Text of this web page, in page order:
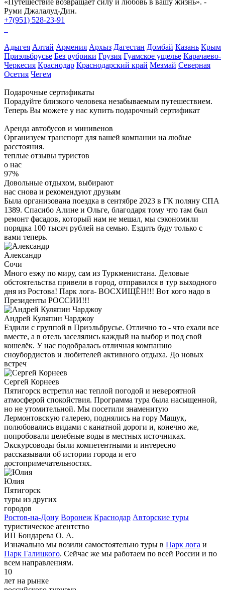
«Путешествие возвращает силу и любовь в вашу жизнь». -
Руми Джалалуд-Дин.
+7(951) 528-23-91
Адыгея Алтай Армения Архыз Дагестан Домбай Казань Крым
Приэльбрусье Без рубрики Грузия Гуамское ущелье Карачаево-
Черкесия Краснодар Краснодарский край Мезмай Северная
Осетия Чегем
Подарочные сертификаты
Порадуйте близкого человека незабываемым путешествием.
Теперь Вы можете у нас купить подарочный сертификат
Аренда автобусов и минивенов
Организуем транспорт для вашей компании на любые
расстояния.
теплые отзывы туристов
о нас
97%
Довольные отдыхом, выбирают
нас снова и рекомендуют друзьям
Была организована поездка в сентябре 2023 в ГК поляну СПА
1389. Спасибо Алине и Ольге, благодаря тому что там был
ремонт фасадов, который нам не мешал, мы сэкономили
порядка 100 тысяч рублей на семью. Ездить буду только с
вами теперь.
Александр
Сочи
Много езжу по миру, сам из Туркменистана. Деловые
обстоятельства привели в город, отправился в тур выходного
дня из Ростова! Парк лога- ВОСХИЩЁН!!! Вот кого надо в
Президенты РОССИИ!!!
Андрей Куляпин Чарджоу
Ездили с группой в Приэльбрусье. Отлично то - что ехали все
вместе, а в отель заселялись каждый на выбор и под свой
кошелёк. У нас подобралась отличная компанию
сноубордистов и любителей активного отдыха. До новых
встреч
Сергей Корнеев
Пятигорск встретил нас теплой погодой и невероятной
атмосферой спокойствия. Программа тура была насыщенной,
но не утомительной. Мы посетили знаменитую
Лермонтовскую галерею, поднялись на гору Машук,
полюбовались видами с канатной дороги и, конечно же,
попробовали целебные воды в местных источниках.
Экскурсоводы были компетентными и интересно
рассказывали об истории города и его
достопримечательностях.
Юлия
Пятигорск
туры из других
городов
Ростов-на-Дону Воронеж Краснодар Авторские туры
туристическое агентство
ИП Бондарева О. А.
Изначально мы возили самостоятельно туры в Парк лога и
Парк Галицкого. Сейчас же мы работаем по всей России и по
всем направлениям.
10
лет на рынке